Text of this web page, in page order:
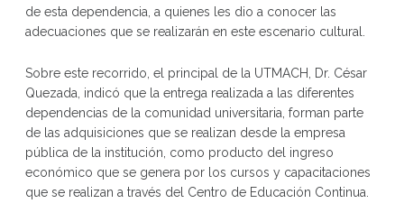
de esta dependencia, a quienes les dio a conocer las
adecuaciones que se realizarán en este escenario cultural.
Sobre este recorrido, el principal de la UTMACH, Dr. César
Quezada, indicó que la entrega realizada a las diferentes
dependencias de la comunidad universitaria, forman parte
de las adquisiciones que se realizan desde la empresa
pública de la institución, como producto del ingreso
económico que se genera por los cursos y capacitaciones
que se realizan a través del Centro de Educación Continua.